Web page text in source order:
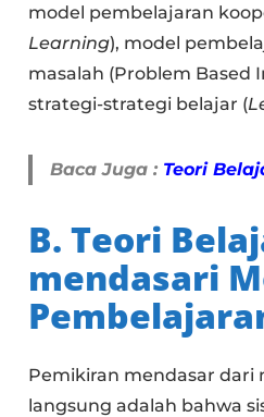
model pembelajaran
Learning), model
masalah (Problem Based
strategi-strategi belajar (
Baca Juga : Teori
B. Teori
mendasari
Pemikiran mendasar dari
langsung adalah bahwa